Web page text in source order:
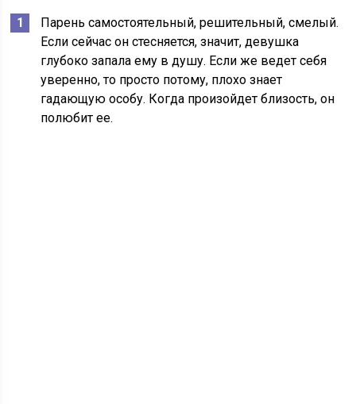
Парень самостоятельный, решительный, смелый.
Если сейчас он стесняется, значит, девушка
глубоко запала ему в душу. Если же ведет себя
уверенно, то просто потому, плохо знает
гадающую особу. Когда произойдет близость, он
полюбит ее.